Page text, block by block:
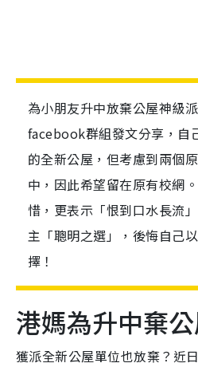
為小朋友升中放棄公屋神級
facebook群組發文分享，自
的全新公屋，但考慮到兩個
中，因此希望留在原有校網
惜，更表示「恨到口水長流
主「聰明之選」，後悔自己
擇！
港媽為升中棄
獲派全新公屋單位也放棄？近